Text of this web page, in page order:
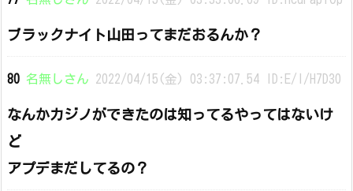
ブラックナイト山田ってまだおるんか？
80 名無しさん 2022/04/15(金) 03:37:07.54 ID:E/l/H7D30
なんかカジノができたのは知ってるやってはないけ
ど
アプデまだしてるの？